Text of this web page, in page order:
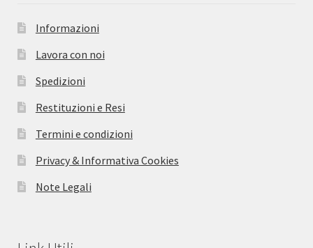
Informazioni
Lavora con noi
Spedizioni
Restituzioni e Resi
Termini e condizioni
Privacy & Informativa Cookies
Note Legali